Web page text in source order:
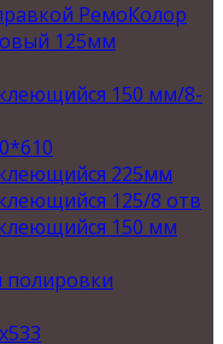
РемоКолор
125мм
150 мм/8-
225мм
125/8 отв
150 мм
полировки